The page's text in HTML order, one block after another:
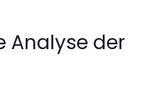
Analyse der